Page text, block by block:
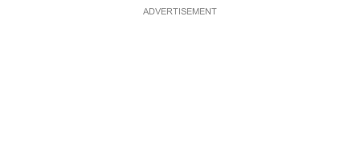
ADVERTISEMENT